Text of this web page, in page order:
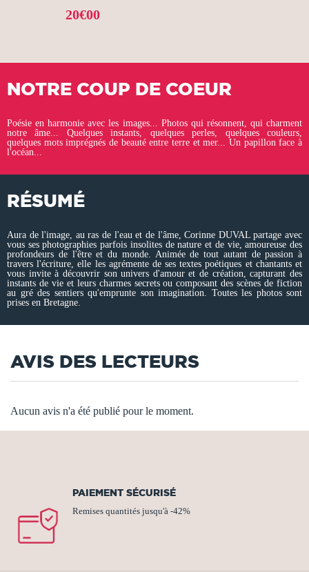
20€00
NOTRE COUP DE COEUR
Poésie en harmonie avec les images... Photos qui résonnent, qui charment
notre âme... Quelques instants, quelques perles, quelques couleurs,
quelques mots imprégnés de beauté entre terre et mer... Un papillon face à
l'océan...
RÉSUMÉ
Aura de l'image, au ras de l'eau et de l'âme, Corinne DUVAL partage avec
vous ses photographies parfois insolites de nature et de vie, amoureuse des
profondeurs de l'être et du monde. Animée de tout autant de passion à
travers l'écriture, elle les agrémente de ses textes poétiques et chantants et
vous invite à découvrir son univers d'amour et de création, capturant des
instants de vie et leurs charmes secrets ou composant des scènes de fiction
au gré des sentiers qu'emprunte son imagination. Toutes les photos sont
prises en Bretagne.
AVIS DES LECTEURS
Aucun avis n'a été publié pour le moment.
PAIEMENT SÉCURISÉ
Remises quantités jusqu'à -42%